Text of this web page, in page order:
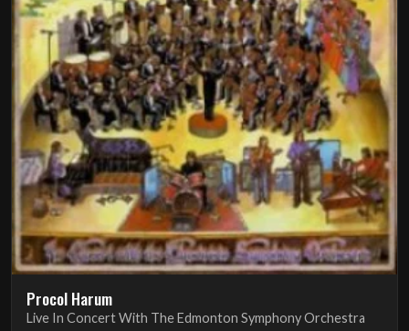
Procol Harum
Live In Concert With The Edmonton Symphony Orchestra